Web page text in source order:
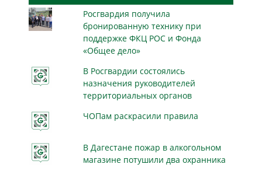
Росгвардия получила
бронированную технику при
поддержке ФКЦ РОС и Фонда
«Общее дело»
В Росгвардии состоялись
назначения руководителей
территориальных органов
ЧОПам раскрасили правила
В Дагестане пожар в алкогольном
магазине потушили два охранника